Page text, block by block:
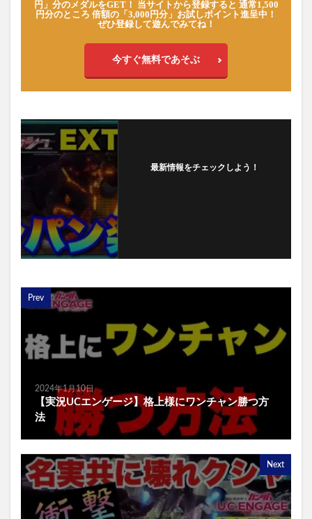
円」分のメダルをGET！ 当サイトから登録すると 通常1,500
円分のところ 倍額の「3,000円分」お試しポイント進呈中！
ぜひ登録して遊んでみてね！
今すぐ無料であそぶ
最新情報をチェックしよう！
Prev
2024年1月10日
【実況UCエンゲージ】格上様にワンチャン勝つ方
法
Next